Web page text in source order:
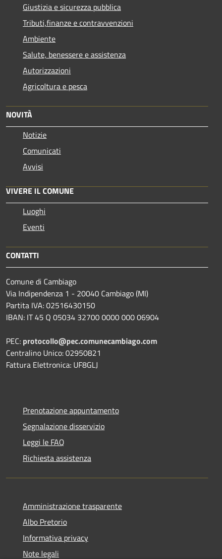
Giustizia e sicurezza pubblica
Tributi,finanze e contravvenzioni
Ambiente
Salute, benessere e assistenza
Autorizzazioni
Agricoltura e pesca
NOVITÀ
Notizie
Comunicati
Avvisi
VIVERE IL COMUNE
Luoghi
Eventi
CONTATTI
Comune di Cambiago
Via Indipendenza 1 - 20040 Cambiago (MI)
Partita IVA: 02516430150
IBAN: IT 45 Q 05034 32700 0000 000 06904
PEC: protocollo@pec.comunecambiago.com
Centralino Unico: 02950821
Fattura Elettronica: UF8GLJ
Prenotazione appuntamento
Segnalazione disservizio
Leggi le FAQ
Richiesta assistenza
Amministrazione trasparente
Albo Pretorio
Informativa privacy
Note legali